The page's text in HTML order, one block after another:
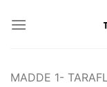
atla
MADDE 1-